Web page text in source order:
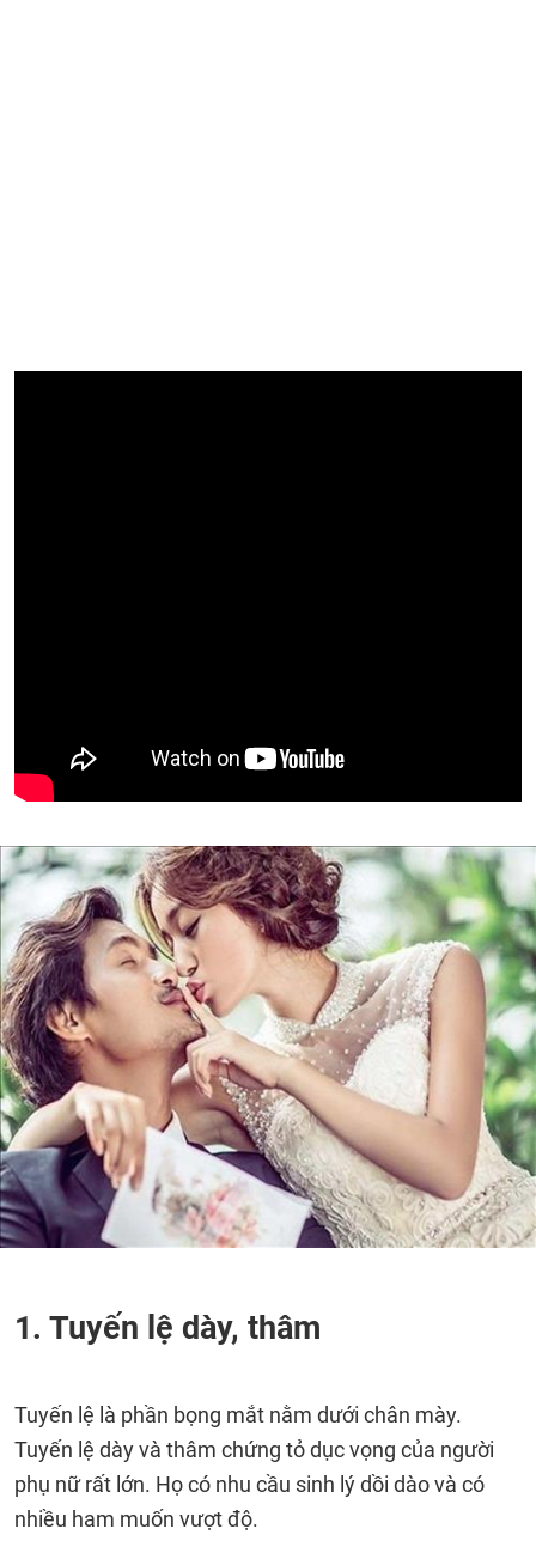
1. Tuyến lệ dày, thâm
Tuyến lệ là phần bọng mắt nằm dưới chân mày.
Tuyến lệ dày và thâm chứng tỏ dục vọng của người
phụ nữ rất lớn. Họ có nhu cầu sinh lý dồi dào và có
nhiều ham muốn vượt độ.